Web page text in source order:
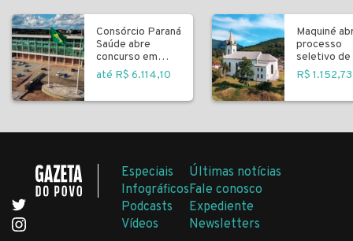
Consórcio Paraná
Saúde abre
concurso em
Curitiba
até R$ 6.114,10
Maquiné
processo
seletivo de
R$ 1.152,73
Especiais
Infográficos
Podcasts
Vídeos
Últimas notícias
Fale conosco
Expediente
Newsletters